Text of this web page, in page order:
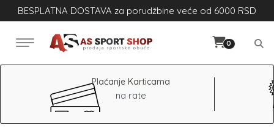
BESPLATNA DOSTAVA za porudžbine veće od 6000 RSD
0
Plaćanje Karticama
na rate